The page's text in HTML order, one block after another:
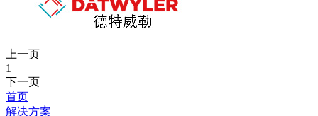
上一页
1
下一页
首页
解决方案